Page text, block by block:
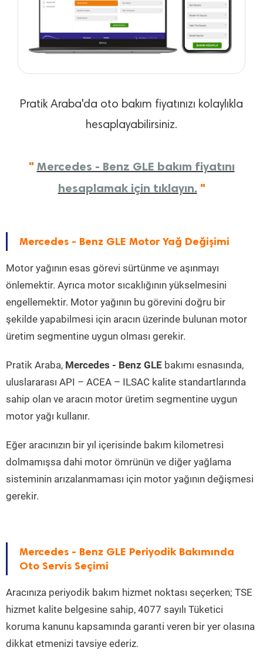
Pratik Araba'da oto bakım fiyatınızı kolaylıkla
hesaplayabilirsiniz.
" Mercedes - Benz GLE bakım fiyatını
hesaplamak için tıklayın. "
Mercedes - Benz GLE Motor Yağ Değişimi
Motor yağının esas görevi sürtünme ve aşınmayı
önlemektir. Ayrıca motor sıcaklığının yükselmesini
engellemektir. Motor yağının bu görevini doğru bir
şekilde yapabilmesi için aracın üzerinde bulunan motor
üretim segmentine uygun olması gerekir.
Pratik Araba, Mercedes - Benz GLE bakımı esnasında,
uluslararası API – ACEA – ILSAC kalite standartlarında
sahip olan ve aracın motor üretim segmentine uygun
motor yağı kullanır.
Eğer aracınızın bir yıl içerisinde bakım kilometresi
dolmamışsa dahi motor ömrünün ve diğer yağlama
sisteminin arızalanmaması için motor yağının değişmesi
gerekir.
Mercedes - Benz GLE Periyodik Bakımında
Oto Servis Seçimi
Aracınıza periyodik bakım hizmet noktası seçerken; TSE
hizmet kalite belgesine sahip, 4077 sayılı Tüketici
koruma kanunu kapsamında garanti veren bir yer olasına
dikkat etmenizi tavsiye ederiz.